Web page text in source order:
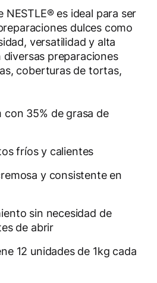
NESTLE® es ideal para ser
dulces como
versatilidad y alta
diversas preparaciones
coberturas de tortas,
con 35% de grasa de
fríos y calientes
y consistente en
sin necesidad de
de abrir
12 unidades de 1kg cada